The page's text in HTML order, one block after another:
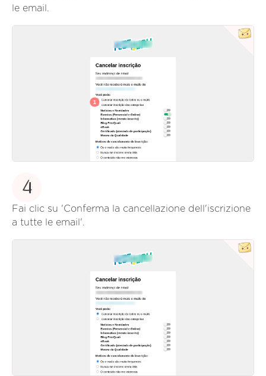
le email.
4
Fai clic su 'Conferma la cancellazione dell'iscrizione
a tutte le email'.